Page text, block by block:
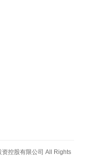
控股有限公司 All Rights